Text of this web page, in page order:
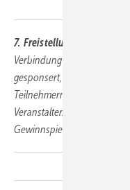
7. Freistellung durch
Verbindung zu Instagram
gesponsert, unterstützt
Teilnehmern
Veranstalter. Instagram
Gewinnspiel.